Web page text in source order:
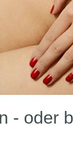
- oder